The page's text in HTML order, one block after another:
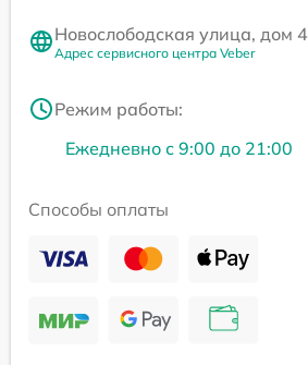
Новослободская улица, дом 4
Адрес сервисного центра Veber
Режим работы:
Ежедневно с 9:00 до 21:00
Способы оплаты